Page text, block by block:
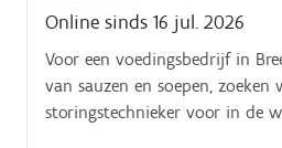
Online sinds 16 jul. 2026
Voor een voedingsbedrijf in
van sauzen en soepen, zoeken
storingstechnieker voor in de